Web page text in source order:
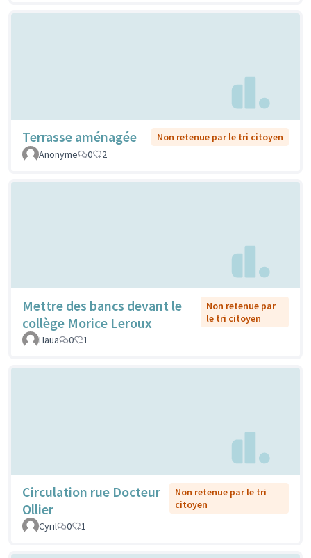
Terrasse aménagée
Non retenue par le tri citoyen
Anonyme
0 2
Mettre des bancs devant le
collège Morice Leroux
Non retenue par
le tri citoyen
Haua
0 1
Circulation rue Docteur
Ollier
Non retenue par le tri
citoyen
Cyril
0 1